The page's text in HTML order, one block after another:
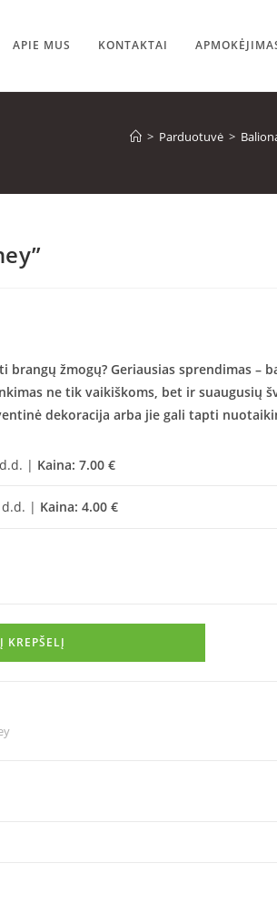
APIE MUS KONTAKTAI
> Parduotuvė >
žmogų? Geriausias sprendimas –
ne tik vaikiškoms, bet ir suaugusių
dekoracija arba jie gali tapti
| Kaina: 7.00 €
d.d. | Kaina: 4.00 €
Į KREPŠELĮ